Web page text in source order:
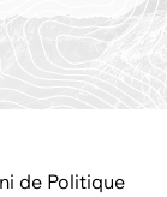
de Politique